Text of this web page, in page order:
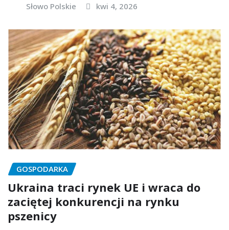
Słowo Polskie kwi 4, 2026
GOSPODARKA
Ukraina traci rynek UE i wraca do
zaciętej konkurencji na rynku
pszenicy